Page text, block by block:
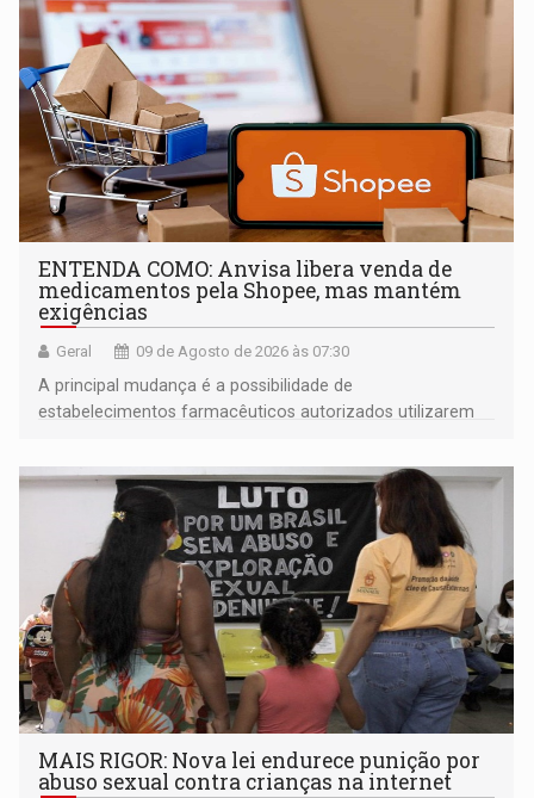
ENTENDA COMO: Anvisa libera venda de
medicamentos pela Shopee, mas mantém
exigências
Geral 09 de Agosto de 2026 às 07:30
A principal mudança é a possibilidade de
estabelecimentos farmacêuticos autorizados utilizarem
MAIS RIGOR: Nova lei endurece punição por
abuso sexual contra crianças na internet